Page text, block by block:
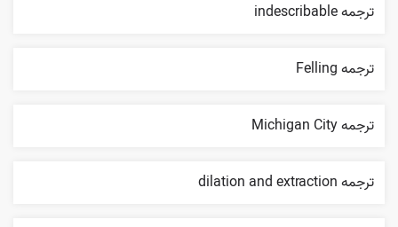
ترجمه indescribable
ترجمه Felling
ترجمه Michigan City
ترجمه dilation and extraction